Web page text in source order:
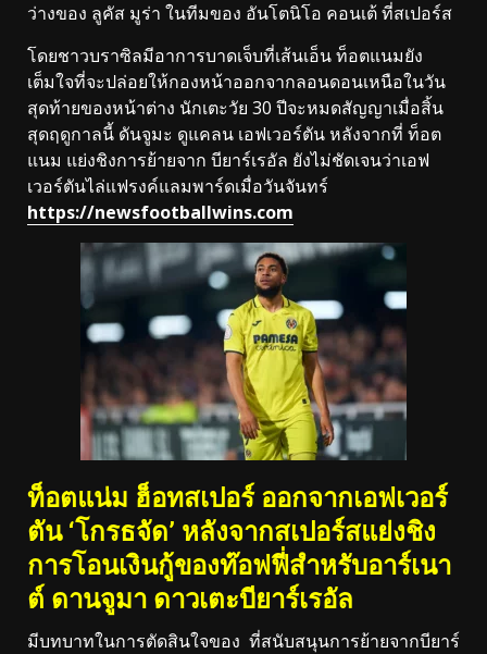
ว่างของ ลูคัส มูร่า ในทีมของ อันโตนิโอ คอนเต้ ที่สเปอร์ส
โดยชาวบราซิลมีอาการบาดเจ็บที่เส้นเอ็น ท็อตแนมยัง
เต็มใจที่จะปล่อยให้กองหน้าออกจากลอนดอนเหนือในวัน
สุดท้ายของหน้าต่าง นักเตะวัย 30 ปีจะหมดสัญญาเมื่อสิ้น
สุดฤดูกาลนี้ ดันจูมะ ดูแคลน เอฟเวอร์ตัน หลังจากที่ ท็อต
แนม แย่งชิงการย้ายจาก บียาร์เรอัล ยังไม่ชัดเจนว่าเอฟ
เวอร์ตันไล่แฟรงค์แลมพาร์ดเมื่อวันจันทร์
https://newsfootballwins.com
ท็อตแน่ม ฮ็อทสเปอร์ ออกจากเอฟเวอร์
ตัน ‘โกรธจัด’ หลังจากสเปอร์สแย่งชิง
การโอนเงินกู้ของท๊อฟฟี่สำหรับอาร์เนา
ต์ ดานจูมา ดาวเตะบียาร์เรอัล
มีบทบาทในการตัดสินใจของ ที่สนับสนุนการย้ายจากบียาร์